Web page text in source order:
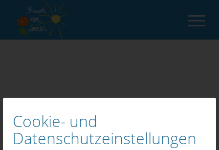
Cookie- und
Datenschutzeinstellungen
LERNSCHWIERIGKEITEN